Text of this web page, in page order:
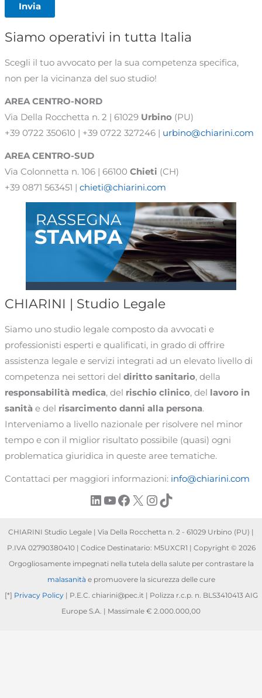
Invia
Siamo operativi in tutta Italia
Scegli il tuo avvocato per la sua competenza specifica,
non per la vicinanza del suo studio!
AREA CENTRO-NORD
Via Della Rocchetta n. 2 | 61029 Urbino (PU)
+39 0722 350610 | +39 0722 327246 | urbino@chiarini.com
AREA CENTRO-SUD
Via Colonnetta n. 106 | 66100 Chieti (CH)
+39 0871 563451 | chieti@chiarini.com
CHIARINI | Studio Legale
Siamo uno studio legale composto da avvocati e
professionisti esperti e qualificati, in grado di offrire
assistenza legale e servizi integrati ad un elevato livello di
competenza nei settori del diritto sanitario, della
responsabilità medica, del rischio clinico, del lavoro in
sanità e del risarcimento danni alla persona.
Interveniamo a livello nazionale per risolvere nel minor
tempo e con il miglior risultato possibile (quasi) ogni
problematica giuridica in queste aree tematiche.
Contattaci per maggiori informazioni: info@chiarini.com
LinkedIn
YouTube
Facebook
X Instagram
TikTok
CHIARINI Studio Legale | Via Della Rocchetta n. 2 - 61029 Urbino (PU) |
P.IVA 02790380410 | Codice Destinatario: M5UXCR1 | Copyright © 2026
Orgogliosamente impegnati nella tutela della salute per contrastare la
malasanità e promuovere la sicurezza delle cure
[*] Privacy Policy| P.E.C. chiarini@pec.it | Polizza r.c.p. n. BLS3410413 AIG
Europe S.A. | Massimale € 2.000.000,00